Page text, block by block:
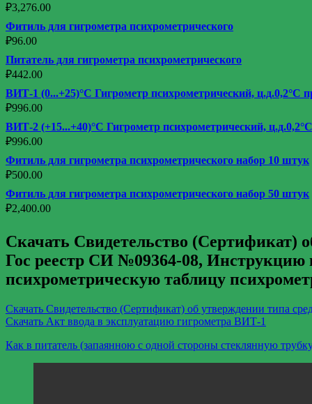
₽3,276.00
Фитиль для гигрометра психрометрического
₽96.00
Питатель для гигрометра психрометрического
₽442.00
ВИТ-1 (0...+25)°С Гигрометр психрометрический, ц.д.0,2°С
₽996.00
ВИТ-2 (+15...+40)°С Гигрометр психрометрический,
₽996.00
Фитиль для гигрометра психрометрического набор 10 штук
₽500.00
Фитиль для гигрометра психрометрического набор 50 штук
₽2,400.00
Скачать Свидетельство (Сертификат)
Гос реестр СИ №09364-08, Инструкцию
психрометрическую таблицу
Скачать Свидетельство (Сертификат) об утверждении типа
Скачать Акт ввода в эксплуатацию гигрометра ВИТ-1
Как в питатель (запаянною с одной стороны стеклянную